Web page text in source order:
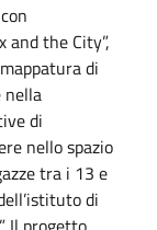
and the City”,
di
nella
di
nello spazio
tra i 13 e
di